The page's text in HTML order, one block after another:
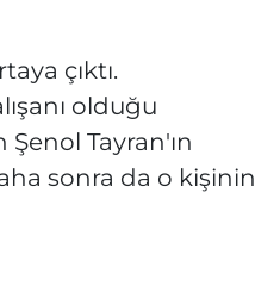
çıktı.
olduğu
Şenol Tayran'ın
sonra da o kişinin